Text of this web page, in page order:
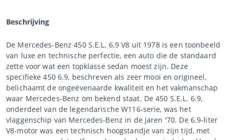
Beschrijving
De Mercedes-Benz 450 S.E.L. 6.9 V8 uit 1978 is een toonbeeld
van luxe en technische perfectie, een auto die de standaard
zette voor wat een topklasse sedan moest zijn. Deze
specifieke 450 6.9, beschreven als zeer mooi en origineel,
belichaamt de ongeëvenaarde kwaliteit en het vakmanschap
waar Mercedes-Benz om bekend staat. De 450 S.E.L. 6.9,
onderdeel van de legendarische W116-serie, was het
vlaggenschip van Mercedes-Benz in de jaren '70. De 6.9-liter
V8-motor was een technisch hoogstandje van zijn tijd, met